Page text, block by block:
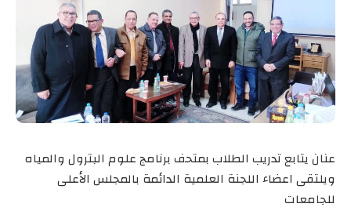
عنان يتابع تدريب الطلاب بمتحف برنامج علوم البترول والمياه
ويلتقى اعضاء اللجنة العلمية الدائمة بالمجلس الأعلى
للجامعات